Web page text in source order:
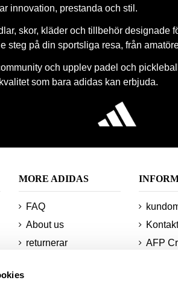
innovation, prestanda och stil.
skor, kläder och tillbehör designade
steg på din sportsliga resa, från
och upplev padel och
som bara adidas kan erbjuda.
MORE ADIDAS
FAQ
About us
returnerar
Kontakt
AFP